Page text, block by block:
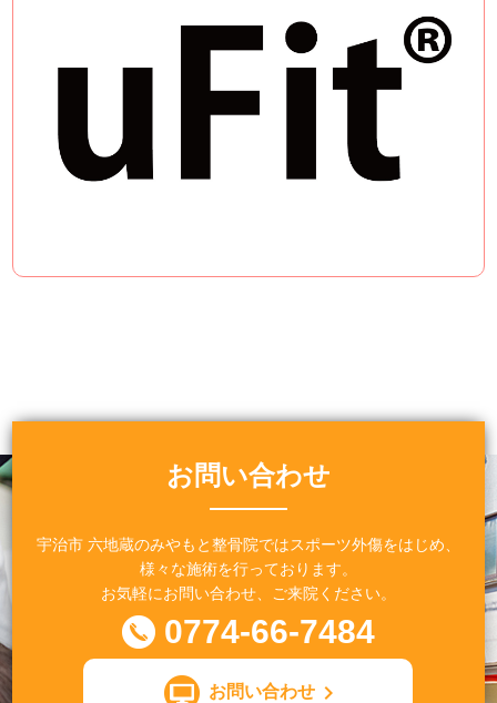
お問い合わせ
宇治市 六地蔵のみやもと整骨院ではスポーツ外傷をはじめ、
様々な施術を行っております。
お気軽にお問い合わせ、ご来院ください。
0774-66-7484
お問い合わせ